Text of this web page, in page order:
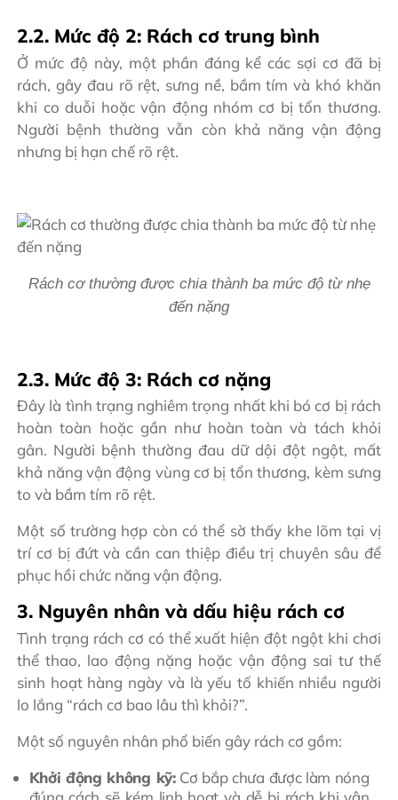
2.2. Mức độ 2: Rách cơ trung bình
Ở mức độ này, một phần đáng kể các sợi cơ đã bị
rách, gây đau rõ rệt, sưng nề, bầm tím và khó khăn
khi co duỗi hoặc vận động nhóm cơ bị tổn thương.
Người bệnh thường vẫn còn khả năng vận động
nhưng bị hạn chế rõ rệt.
Rách cơ thường được chia thành ba mức độ từ nhẹ
đến nặng
2.3. Mức độ 3: Rách cơ nặng
Đây là tình trạng nghiêm trọng nhất khi bó cơ bị rách
hoàn toàn hoặc gần như hoàn toàn và tách khỏi
gân. Người bệnh thường đau dữ dội đột ngột, mất
khả năng vận động vùng cơ bị tổn thương, kèm sưng
to và bầm tím rõ rệt.
Một số trường hợp còn có thể sờ thấy khe lõm tại vị
trí cơ bị đứt và cần can thiệp điều trị chuyên sâu để
phục hồi chức năng vận động.
3. Nguyên nhân và dấu hiệu rách cơ
Tình trạng rách cơ có thể xuất hiện đột ngột khi chơi
thể thao, lao động nặng hoặc vận động sai tư thế
sinh hoạt hàng ngày và là yếu tố khiến nhiều người
lo lắng “rách cơ bao lâu thì khỏi?”.
Một số nguyên nhân phổ biến gây rách cơ gồm:
Khởi động không kỹ:Cơ bắp chưa được làm nóng